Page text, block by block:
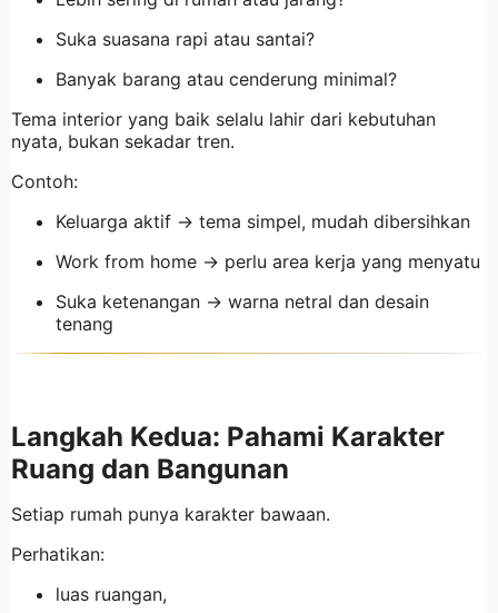
Suka suasana rapi atau santai?
Banyak barang atau cenderung minimal?
Tema interior yang baik selalu lahir dari kebutuhan
nyata, bukan sekadar tren.
Contoh:
Keluarga aktif → tema simpel, mudah dibersihkan
Work from home → perlu area kerja yang menyatu
Suka ketenangan → warna netral dan desain
tenang
Langkah Kedua: Pahami Karakter
Ruang dan Bangunan
Setiap rumah punya karakter bawaan.
Perhatikan:
luas ruangan,